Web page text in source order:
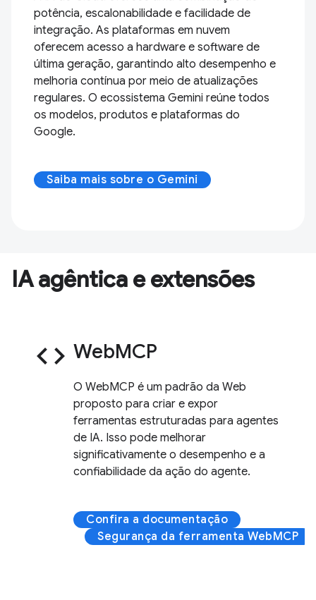
potência, escalonabilidade e facilidade de
integração. As plataformas em nuvem
oferecem acesso a hardware e software de
última geração, garantindo alto desempenho e
melhoria contínua por meio de atualizações
regulares. O ecossistema Gemini reúne todos
os modelos, produtos e plataformas do
Google.
Saiba mais sobre o Gemini
IA agêntica e extensões
code WebMCP
O WebMCP é um padrão da Web
proposto para criar e expor
ferramentas estruturadas para agentes
de IA. Isso pode melhorar
significativamente o desempenho e a
confiabilidade da ação do agente.
Confira a documentação
Segurança da ferramenta WebMCP